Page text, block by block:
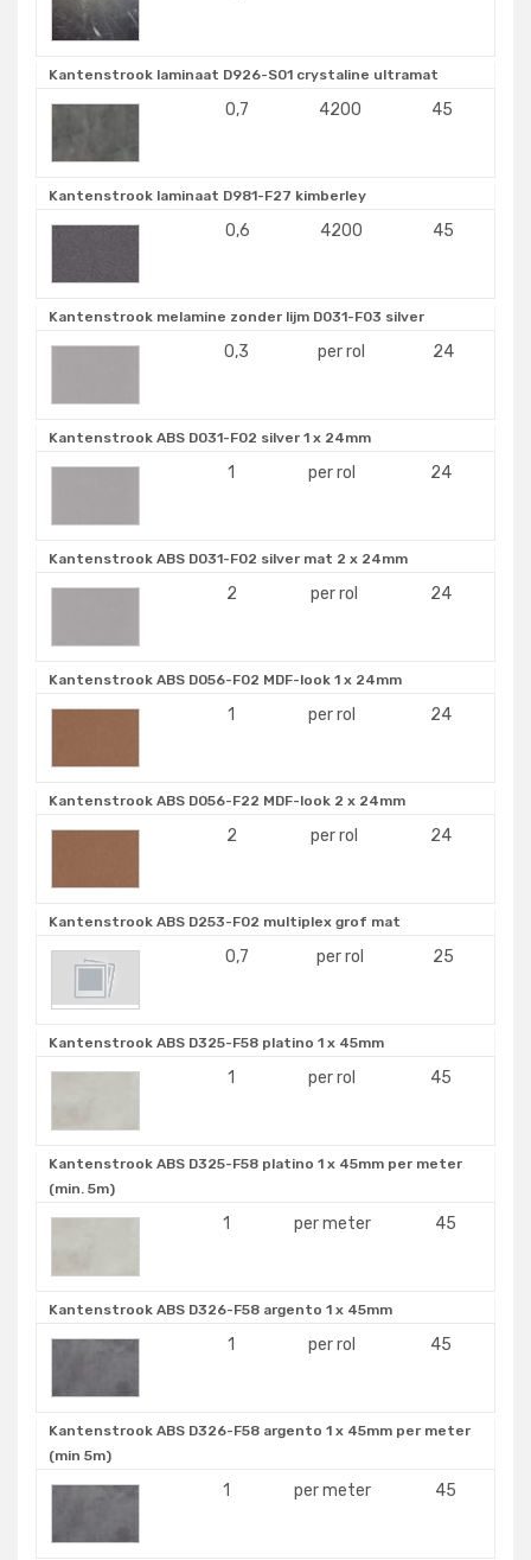
Kantenstrook laminaat D926-S01 crystaline ultramat
0,7 4200 45
Kantenstrook laminaat D981-F27 kimberley
0,6 4200 45
Kantenstrook melamine zonder lijm D031-F03 silver
0,3 per rol 24
Kantenstrook ABS D031-F02 silver 1 x 24mm
1 per rol 24
Kantenstrook ABS D031-F02 silver mat 2 x 24mm
2 per rol 24
Kantenstrook ABS D056-F02 MDF-look 1 x 24mm
1 per rol 24
Kantenstrook ABS D056-F22 MDF-look 2 x 24mm
2 per rol 24
Kantenstrook ABS D253-F02 multiplex grof mat
0,7 per rol 25
Kantenstrook ABS D325-F58 platino 1 x 45mm
1 per rol 45
Kantenstrook ABS D325-F58 platino 1 x 45mm per meter
(min. 5m)
1 per meter 45
Kantenstrook ABS D326-F58 argento 1 x 45mm
1 per rol 45
Kantenstrook ABS D326-F58 argento 1 x 45mm per meter
(min 5m)
1 per meter 45